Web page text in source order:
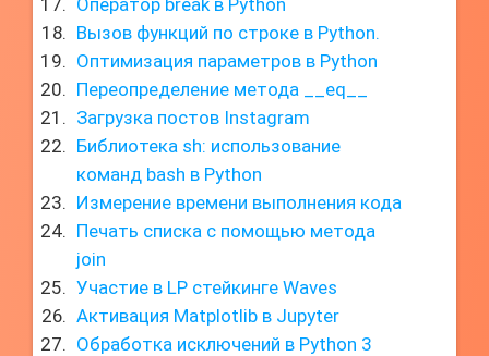
Оператор break в Python
Вызов функций по строке в Python.
Оптимизация параметров в Python
Переопределение метода __eq__
Загрузка постов Instagram
Библиотека sh: использование
команд bash в Python
Измерение времени выполнения кода
Печать списка с помощью метода
join
Участие в LP стейкинге Waves
Активация Matplotlib в Jupyter
Обработка исключений в Python 3